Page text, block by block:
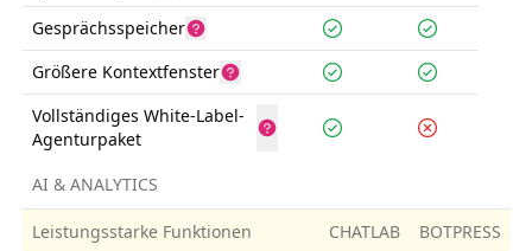
Gesprächsspeicher
Größere Kontextfenster
Vollständiges White-Label-
Agenturpaket
AI & ANALYTICS
Leistungsstarke Funktionen CHATLAB BOTPRESS